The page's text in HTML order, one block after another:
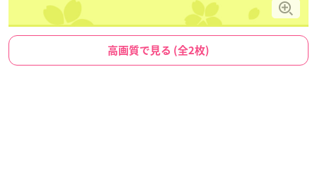
高画質で見る (全2枚)